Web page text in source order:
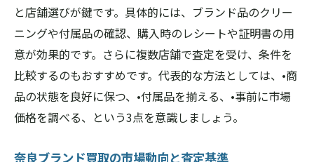
と店舗選びが鍵です。具体的には、ブランド品のクリー
ニングや付属品の確認、購入時のレシートや証明書の用
意が効果的です。さらに複数店舗で査定を受け、条件を
比較するのもおすすめです。代表的な方法としては、•商
品の状態を良好に保つ、•付属品を揃える、•事前に市場
価格を調べる、という3点を意識しましょう。
奈良ブランド買取の市場動向と査定基準